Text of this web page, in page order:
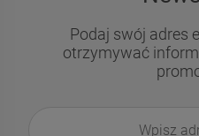
Podaj swój adres
otrzymywać